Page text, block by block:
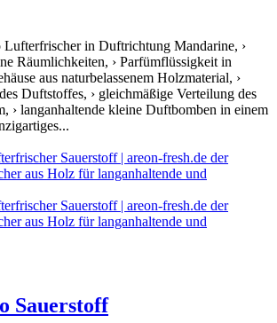
Lufterfrischer in Duftrichtung Mandarine, ›
Räumlichkeiten, › Parfümflüssigkeit in
aus naturbelassenem Holzmaterial, ›
Duftstoffes, › gleichmäßige Verteilung des
› langanhaltende kleine Duftbomben in einem
Sauerstoff